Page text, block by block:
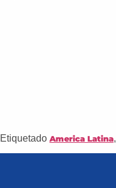
Etiquetado America Latina,